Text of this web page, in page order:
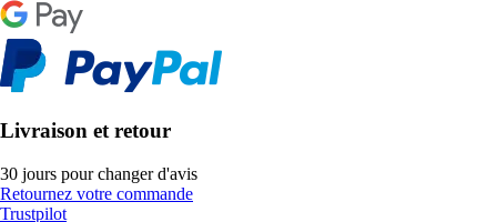
Livraison et retour
30 jours pour changer d'avis
Retournez votre commande
Trustpilot